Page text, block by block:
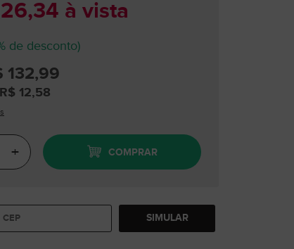
à vista
de desconto)
132,99
12,58
+ COMPRAR
SIMULAR